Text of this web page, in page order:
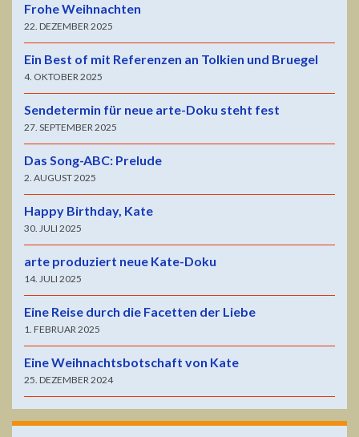
Frohe Weihnachten
22. DEZEMBER 2025
Ein Best of mit Referenzen an Tolkien und Bruegel
4. OKTOBER 2025
Sendetermin für neue arte-Doku steht fest
27. SEPTEMBER 2025
Das Song-ABC: Prelude
2. AUGUST 2025
Happy Birthday, Kate
30. JULI 2025
arte produziert neue Kate-Doku
14. JULI 2025
Eine Reise durch die Facetten der Liebe
1. FEBRUAR 2025
Eine Weihnachtsbotschaft von Kate
25. DEZEMBER 2024